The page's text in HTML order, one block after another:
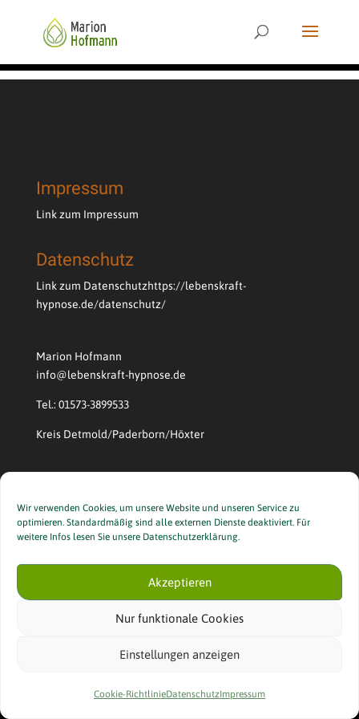
Wir verwenden Cookies, um unsere Website und unseren Service zu
optimieren. Standardmäßig sind alle externen Dienste deaktiviert. Für
weitere Infos lesen Sie unsere Datenschutzerklärung.
Akzeptieren
Nur funktionale Cookies
Einstellungen anzeigen
Cookie-RichtlinieDatenschutzImpressum
Impressum
Link zum Impressum
Datenschutz
Link zum Datenschutzhttps://lebenskraft-
hypnose.de/datenschutz/
Marion Hofmann
info@lebenskraft-hypnose.de
Tel.: 01573-3899533
Kreis Detmold/Paderborn/Höxter
Designed byElegant Themes| Powered byWordPress